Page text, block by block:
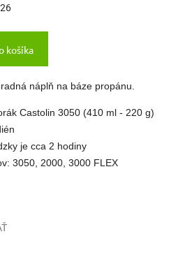
košíka
náplň na báze propánu.
Castolin 3050 (410 ml - 220 g)
je cca 2 hodiny
3050, 2000, 3000 FLEX